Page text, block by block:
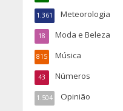
Meteorologia
1.361
Moda e Beleza
18
Música
815
Números
43
Opinião
1.504